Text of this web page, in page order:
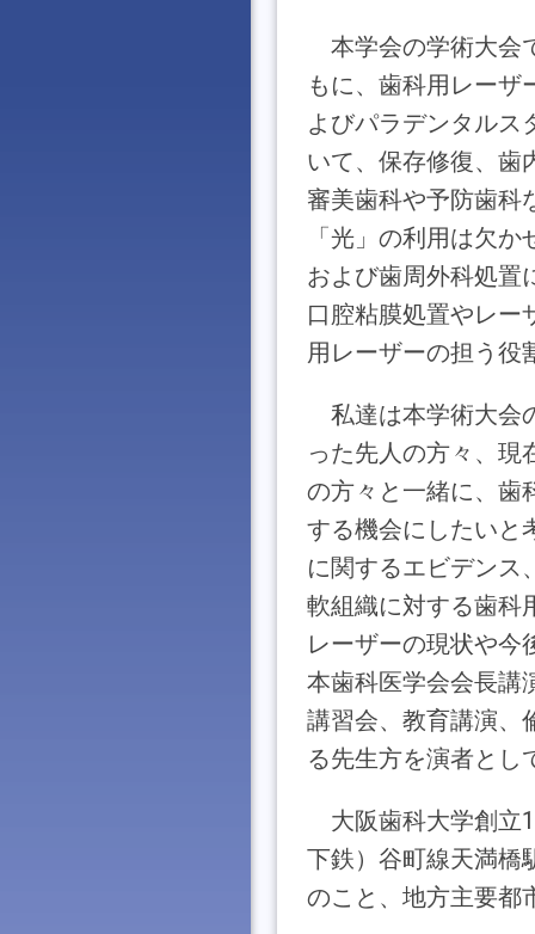
本学会の学術大会
もに、歯科用レーザ
よびパラデンタルス
いて、保存修復、歯
審美歯科や予防歯科
「光」の利用は欠
および歯周外科処置
口腔粘膜処置やレー
用レーザーの担う役
私達は本学術大会
った先人の方々、現
の方々と一緒に、歯
する機会にしたいと
に関するエビデンス
軟組織に対する歯科
レーザーの現状や今
本歯科医学会会長講
講習会、教育講演、
る先生方を演者とし
大阪歯科大学創立
下鉄）谷町線天満橋
のこと、地方主要都